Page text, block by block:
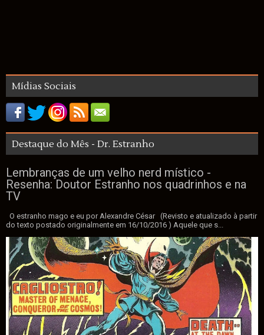
Mídias Sociais
Destaque do Mês - Dr. Estranho
Lembranças de um velho nerd místico -
Resenha: Doutor Estranho nos quadrinhos e na
TV
O estranho mago e eu por Alexandre César (Revisto e atualizado à partir
do texto postado originalmente em 16/10/2016 ) Aquele que s...